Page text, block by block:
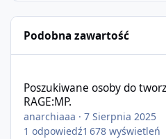
Podobna zawartość
Poszukiwane osoby do
RAGE:MP.
anarchiaaa ·7 Sierpnia 2025
1 odpowiedź1 678 wyświetleń